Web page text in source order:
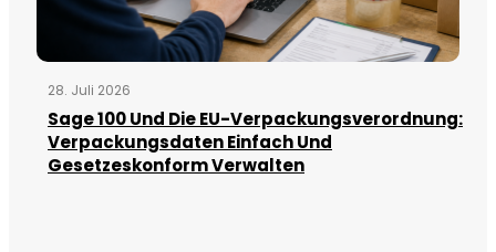
28. Juli 2026
Sage 100 Und Die EU-Verpackungsverordnung:
Verpackungsdaten Einfach Und
Gesetzeskonform Verwalten